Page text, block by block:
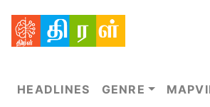
HEADLINES GENRE